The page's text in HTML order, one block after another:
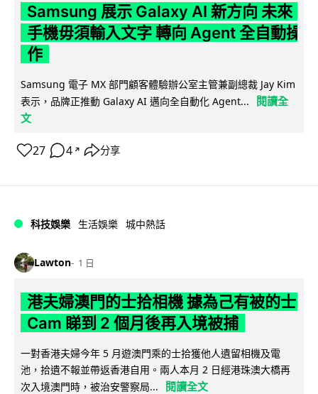
Samsung 展示 Galaxy AI 新方向 未來
手機毋須輸入文字 轉向 Agent 全自動操
作
Samsung 電子 MX 部門顧客體驗辦公室主管兼副總裁 Jay Kim
表示，品牌正推動 Galaxy AI 邁向全自動化 Agent...
閱讀全
文
27 4 ↗ 分享
科技娛樂 生活娛樂 城中熱話
Lawton 1 日
港夫婦澳門的士拾相機 據為己有被的士
Cam 睇到 2 個月後再入境被捕
一對香港夫婦今年 5 月遊澳門乘的士拾獲他人遺留相機及電
池，拾遺不報並帶返香港自用。兩人本月 2 日經港珠澳大橋再
次入境澳門時，被治安警察局...
閱讀全文